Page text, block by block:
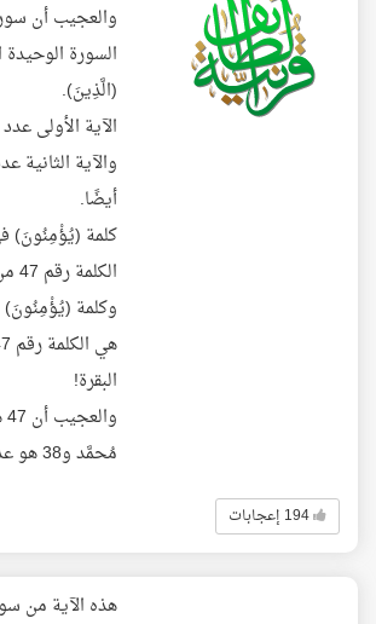
والعجيب أن
السورة الوحيدة
(الَّذِينَ).
أيضًا.
كلمة (يُؤْمِنُونَ)
الكلمة رقم 47 من بداية المصحف!
وكلمة (يُؤْمِنُونَ)
البقرة!
مُحمَّد و38 هو عدد آياتها!
194 إعجابات
هذه الآية من